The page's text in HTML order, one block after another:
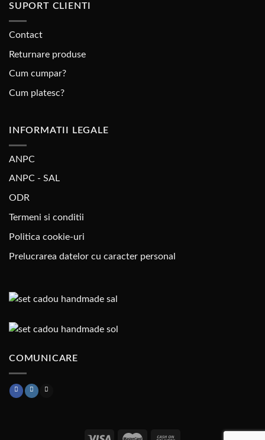
SUPORT CLIENTI
Contact
Returnare produse
Cum cumpar?
Cum platesc?
INFORMATII LEGALE
ANPC
ANPC - SAL
ODR
Termeni si conditii
Politica cookie-uri
Prelucrarea datelor cu caracter personal
COMUNICARE